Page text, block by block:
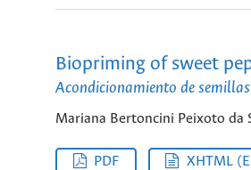
Biopriming of sweet
Acondicionamiento de
Mariana Bertoncini Peixoto da
PDF XHTML